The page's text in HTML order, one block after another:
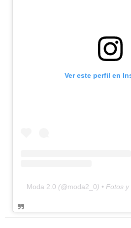
Ver este perfil en
Moda 2.0 (@moda2_0) • Fotos